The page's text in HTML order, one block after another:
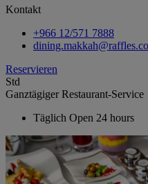
Kontakt
+966 12/571 7888
Reservieren
Std
Ganztägiger Restaurant-Service
Täglich Open 24 hours